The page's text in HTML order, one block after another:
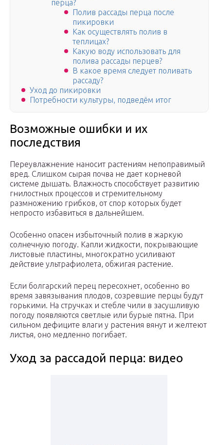
перца?
Полив рассады перца после
пикировки
Как осуществлять полив в
теплицах?
Какую воду использовать для
полива рассады перцев?
В какое время следует поливать
рассаду?
Уход до пикировки
Потребности культуры, подведём итог
Возможные ошибки и их
последствия
Переувлажнение наносит растениям непоправимый
вред. Слишком сырая почва не дает корневой
системе дышать. Влажность способствует развитию
гнилостных процессов и стремительному
размножению грибков, от спор которых будет
непросто избавиться в дальнейшем.
Особенно опасен избыточный полив в жаркую
солнечную погоду. Капли жидкости, покрывающие
листовые пластины, многократно усиливают
действие ультрафиолета, обжигая растение.
Если болгарский перец пересохнет, особенно во
время завязывания плодов, созревшие перцы будут
горькими. На стручках и стебле чили в засушливую
погоду появляются светлые или бурые пятна. При
сильном дефиците влаги у растения вянут и желтеют
листья, оно медленно погибает.
Уход за рассадой перца: видео